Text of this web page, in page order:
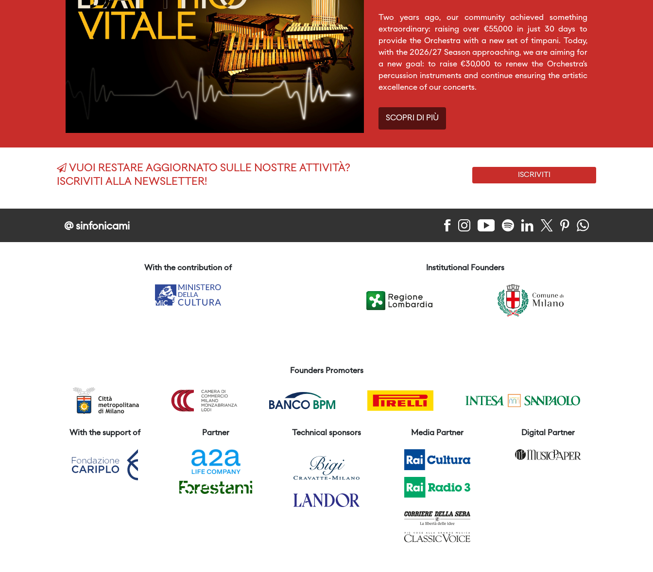
Two years ago, our community achieved something
extraordinary: raising over €55,000 in just 30 days to
provide the Orchestra with a new set of timpani. Today,
with the 2026/27 Season approaching, we are aiming for
a new goal: to raise €30,000 to renew the Orchestra’s
percussion instruments and continue ensuring the artistic
excellence of our concerts.
SCOPRI DI PIÙ
VUOI RESTARE AGGIORNATO SULLE NOSTRE ATTIVITÀ?
ISCRIVITI ALLA NEWSLETTER!
ISCRIVITI
@ sinfonicami
With the contribution of Institutional Founders
Founders Promoters
With the support of Partner Technical sponsors Media Partner Digital Partner